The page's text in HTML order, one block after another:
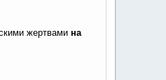
жертвами на